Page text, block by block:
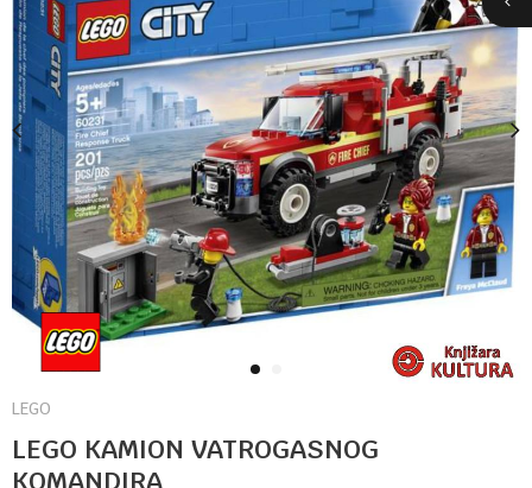
1
LEGO
LEGO KAMION VATROGASNOG
KOMANDIRA